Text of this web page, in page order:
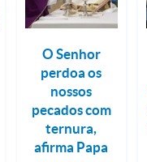
O Senhor
perdoa os
nossos
pecados com
ternura,
afirma Papa